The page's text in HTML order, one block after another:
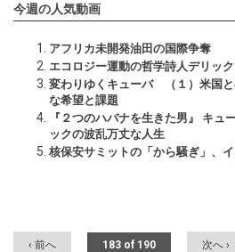
今週の人気動画
アフリカ未開発油田の国際争奪
エコロジー運動の哲学詩人デリッ
変わりゆくキューバ （１）米国と
な希望と課題
『２つのハバナを生きた男』 キュ
ックの波乱万丈な人生
核保安サミットの「から騒ぎ」、
‹ 前へ 183 of 190 次へ ›